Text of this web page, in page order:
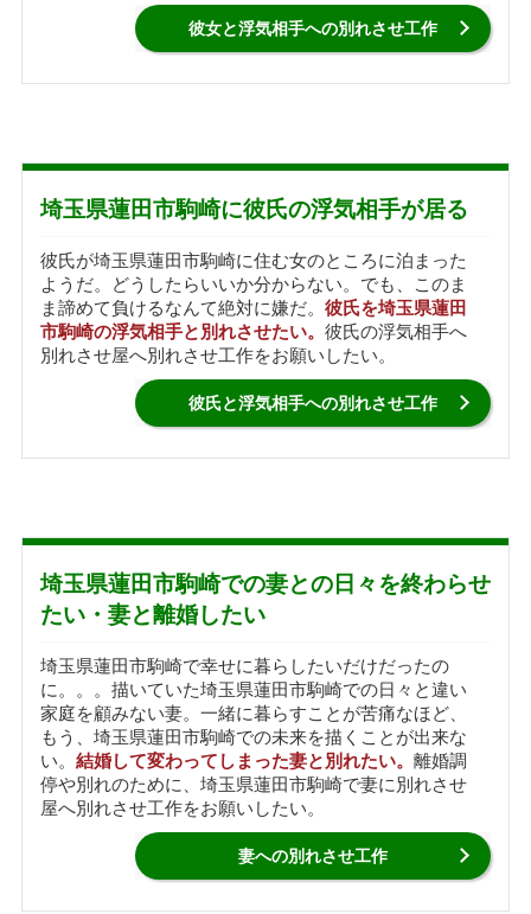
彼女と浮気相手への別れさせ工作
埼玉県蓮田市駒崎に彼氏の浮気相手が居る
彼氏が埼玉県蓮田市駒崎に住む女のところに泊まった
ようだ。どうしたらいいか分からない。でも、このま
ま諦めて負けるなんて絶対に嫌だ。 彼氏を埼玉県蓮田
市駒崎の浮気相手と別れさせたい。 彼氏の浮気相手へ
別れさせ屋へ別れさせ工作をお願いしたい。
彼氏と浮気相手への別れさせ工作
埼玉県蓮田市駒崎での妻との日々を終わらせ
たい・妻と離婚したい
埼玉県蓮田市駒崎で幸せに暮らしたいだけだったの
に。。。描いていた埼玉県蓮田市駒崎での日々と違い
家庭を顧みない妻。一緒に暮らすことが苦痛なほど、
もう、埼玉県蓮田市駒崎での未来を描くことが出来な
い。 結婚して変わってしまった妻と別れたい。 離婚調
停や別れのために、埼玉県蓮田市駒崎で妻に別れさせ
屋へ別れさせ工作をお願いしたい。
妻への別れさせ工作